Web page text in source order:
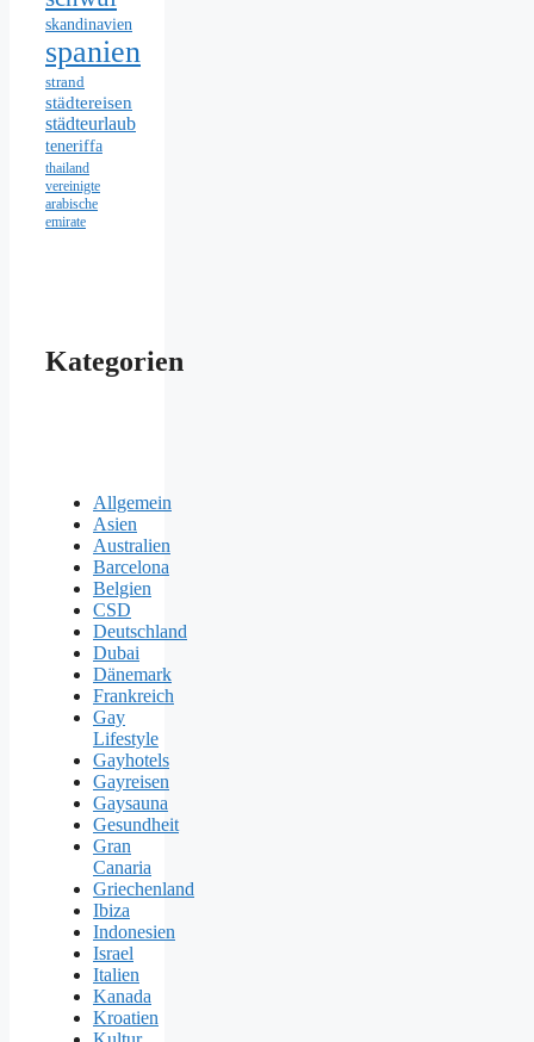
skandinavien
spanien
strand
städtereisen
städteurlaub
teneriffa
thailand
vereinigte
arabische
emirate
Kategorien
Allgemein
Asien
Australien
Barcelona
Belgien
CSD
Deutschland
Dubai
Dänemark
Frankreich
Gay
Lifestyle
Gayhotels
Gayreisen
Gaysauna
Gesundheit
Gran
Canaria
Griechenland
Ibiza
Indonesien
Israel
Italien
Kanada
Kroatien